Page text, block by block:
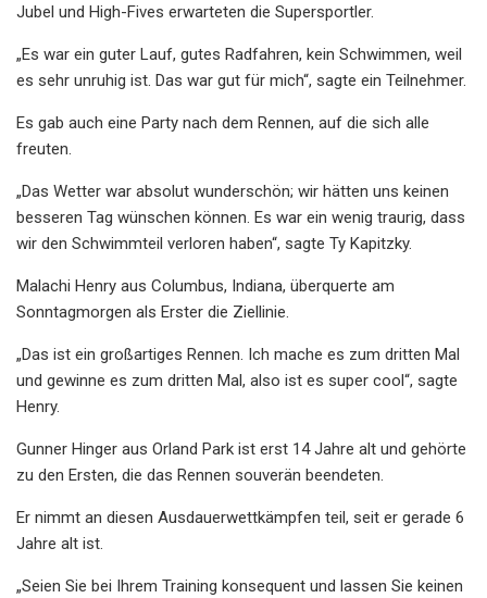
Jubel und High-Fives erwarteten die Supersportler.
„Es war ein guter Lauf, gutes Radfahren, kein Schwimmen, weil
es sehr unruhig ist. Das war gut für mich“, sagte ein Teilnehmer.
Es gab auch eine Party nach dem Rennen, auf die sich alle
freuten.
„Das Wetter war absolut wunderschön; wir hätten uns keinen
besseren Tag wünschen können. Es war ein wenig traurig, dass
wir den Schwimmteil verloren haben“, sagte Ty Kapitzky.
Malachi Henry aus Columbus, Indiana, überquerte am
Sonntagmorgen als Erster die Ziellinie.
„Das ist ein großartiges Rennen. Ich mache es zum dritten Mal
und gewinne es zum dritten Mal, also ist es super cool“, sagte
Henry.
Gunner Hinger aus Orland Park ist erst 14 Jahre alt und gehörte
zu den Ersten, die das Rennen souverän beendeten.
Er nimmt an diesen Ausdauerwettkämpfen teil, seit er gerade 6
Jahre alt ist.
„Seien Sie bei Ihrem Training konsequent und lassen Sie keinen